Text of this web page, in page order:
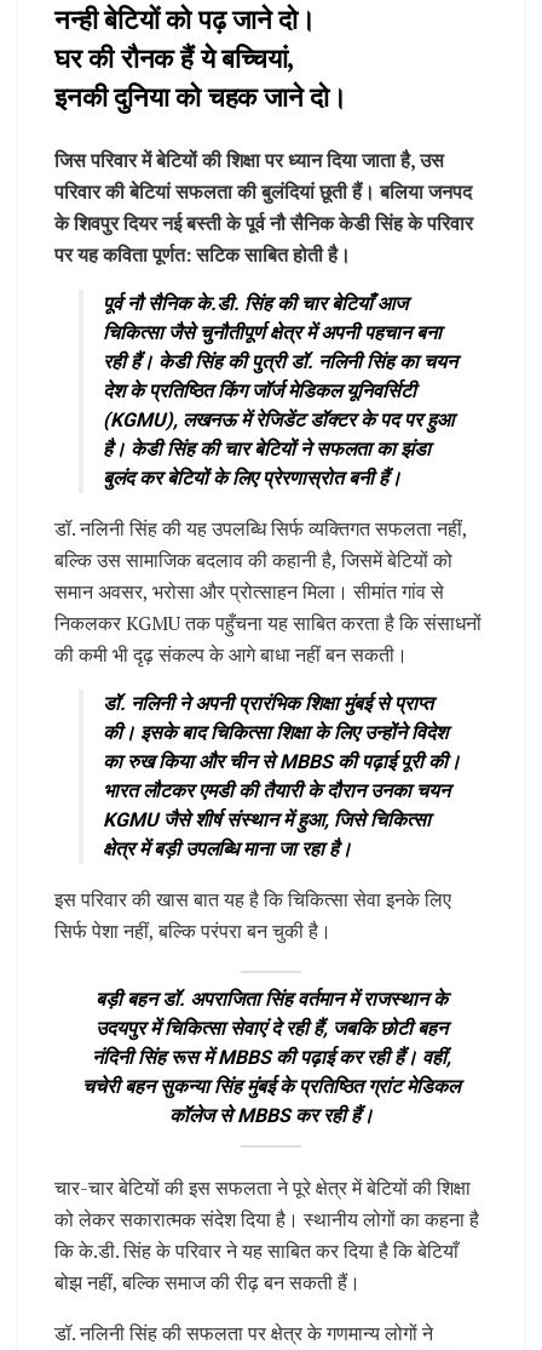
नन्ही बेटियों को पढ़ जाने दो।
घर की रौनक हैं ये बच्चियां,
इनकी दुनिया को चहक जाने दो।
जिस परिवार में बेटियों की शिक्षा पर ध्यान दिया जाता है, उस
परिवार की बेटियां सफलता की बुलंदियां छूती हैं। बलिया जनपद
के शिवपुर दियर नई बस्ती के पूर्व नौ सैनिक केडी सिंह के परिवार
पर यह कविता पूर्णत: सटिक साबित होती है।
पूर्व नौ सैनिक के.डी. सिंह की चार बेटियाँ आज
चिकित्सा जैसे चुनौतीपूर्ण क्षेत्र में अपनी पहचान बना
रही हैं। केडी सिंह की पुत्री डॉ. नलिनी सिंह का चयन
देश के प्रतिष्ठित किंग जॉर्ज मेडिकल यूनिवर्सिटी
(KGMU), लखनऊ में रेजिडेंट डॉक्टर के पद पर हुआ
है। केडी सिंह की चार बेटियों ने सफलता का झंडा
बुलंद कर बेटियों के लिए प्रेरणास्रोत बनी हैं।
डॉ. नलिनी सिंह की यह उपलब्धि सिर्फ व्यक्तिगत सफलता नहीं,
बल्कि उस सामाजिक बदलाव की कहानी है, जिसमें बेटियों को
समान अवसर, भरोसा और प्रोत्साहन मिला। सीमांत गांव से
निकलकर KGMU तक पहुँचना यह साबित करता है कि संसाधनों
की कमी भी दृढ़ संकल्प के आगे बाधा नहीं बन सकती।
डॉ. नलिनी ने अपनी प्रारंभिक शिक्षा मुंबई से प्राप्त
की। इसके बाद चिकित्सा शिक्षा के लिए उन्होंने विदेश
का रुख किया और चीन से MBBS की पढ़ाई पूरी की।
भारत लौटकर एमडी की तैयारी के दौरान उनका चयन
KGMU जैसे शीर्ष संस्थान में हुआ, जिसे चिकित्सा
क्षेत्र में बड़ी उपलब्धि माना जा रहा है।
इस परिवार की खास बात यह है कि चिकित्सा सेवा इनके लिए
सिर्फ पेशा नहीं, बल्कि परंपरा बन चुकी है।
बड़ी बहन डॉ. अपराजिता सिंह वर्तमान में राजस्थान के
उदयपुर में चिकित्सा सेवाएं दे रही हैं, जबकि छोटी बहन
नंदिनी सिंह रूस में MBBS की पढ़ाई कर रही हैं। वहीं,
चचेरी बहन सुकन्या सिंह मुंबई के प्रतिष्ठित ग्रांट मेडिकल
कॉलेज से MBBS कर रही हैं।
चार-चार बेटियों की इस सफलता ने पूरे क्षेत्र में बेटियों की शिक्षा
को लेकर सकारात्मक संदेश दिया है। स्थानीय लोगों का कहना है
कि के.डी. सिंह के परिवार ने यह साबित कर दिया है कि बेटियाँ
बोझ नहीं, बल्कि समाज की रीढ़ बन सकती हैं।
डॉ. नलिनी सिंह की सफलता पर क्षेत्र के गणमान्य लोगों ने